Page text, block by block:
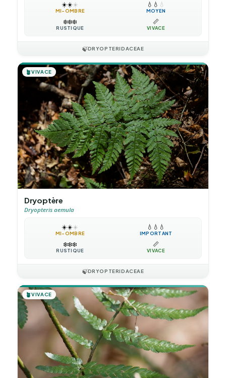
☀️☀️☀️
MI-OMBRE
💧 💧 💧
MOYEN
❄️❄️❄️
RUSTIQUE
📏
VIVACE
🍃DRYOPTERIDACEAE
🪴VIVACE
Dryoptère
Dryopteris aemula
☀️☀️☀️
MI-OMBRE
💧 💧 💧
IMPORTANT
❄️❄️❄️
RUSTIQUE
📏
VIVACE
🍃DRYOPTERIDACEAE
🪴VIVACE